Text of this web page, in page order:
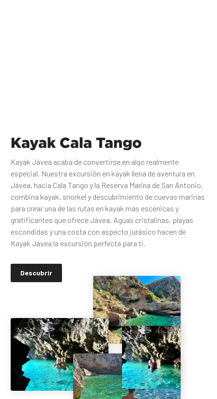
Kayak Cala Tango
Kayak Jávea acaba de convertirse en algo realmente
especial. Nuestra excursión en kayak llena de aventura en
Jávea, hacia Cala Tango y la Reserva Marina de San Antonio,
combina kayak, snorkel y descubrimiento de cuevas marinas
para crear una de las rutas en kayak más escénicas y
gratificantes que ofrece Jávea. Aguas cristalinas, playas
escondidas y una costa con aspecto jurásico hacen de
Kayak Jávea la excursión perfecta para ti.
Descubrir